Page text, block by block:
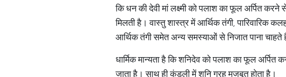
कि धन की देवी मां लक्ष्मी को पलाश का फूल अर्पित
मिलती है। वास्तु शास्त्र में आर्थिक तंगी,
आर्थिक तंगी समेत अन्य समस्याओं से निजात पाना
धार्मिक मान्यता है कि शनिदेव को पलाश का फूल अर्पित
जाता है। साथ ही कुंडली में शनि ग्रह मजबूत होता है।